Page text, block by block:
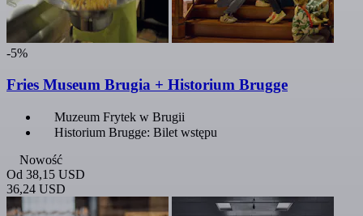
-5%
Fries Museum Brugia + Historium Brugge
Muzeum Frytek w Brugii
Historium Brugge: Bilet wstępu
Nowość
Od 38,15 USD
36,24 USD